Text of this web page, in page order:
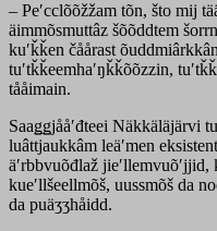
– Peʹcclõõžžam tõn, što mij
äimmõsmuttâz šõõddtem
kuʹǩǩen čåårast
tuʹtǩǩeemhaʹŋǩǩõõzzin,
tååimain.
Saaǥǥjååʹđteei Näkkäläjärvi
luâttjaukkâm leäʹmen
äʹrbbvuõđlaž
kueʹllšeellmõš, uussmõš da
da puäʒʒhåidd.